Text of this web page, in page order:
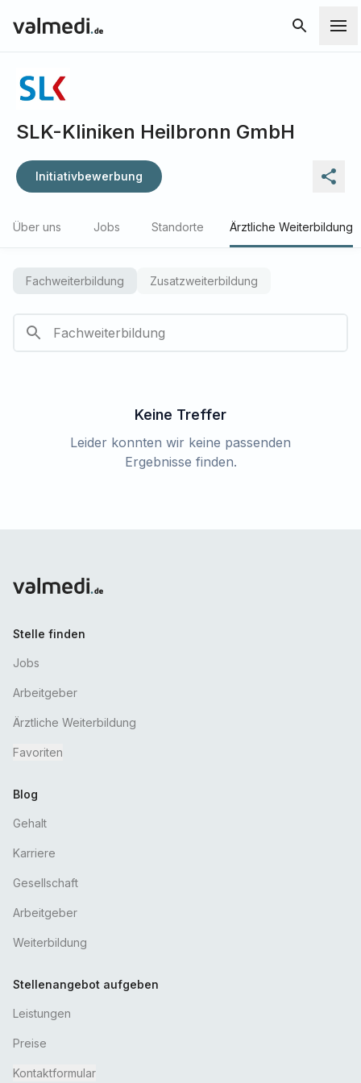
SLK-Kliniken Heilbronn GmbH
Initiativbewerbung
Über uns Jobs Standorte Ärztliche Weiterbildung
Fachweiterbildung Zusatzweiterbildung
Keine Treffer
Leider konnten wir keine passenden
Ergebnisse finden.
Stelle finden
Jobs
Arbeitgeber
Ärztliche Weiterbildung
Favoriten
Blog
Gehalt
Karriere
Gesellschaft
Arbeitgeber
Weiterbildung
Stellenangebot aufgeben
Leistungen
Preise
Kontaktformular